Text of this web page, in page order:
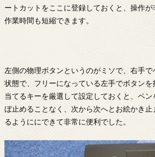
ートカットをここに登録しておくと、操作が
作業時間も短縮できます。
左側の物理ボタンというのがミソで、右手で
状態で、フリーになっている左手でボタンを
当てるキーを厳選して設定しておくと、ペ
ぼ止めることなく、次から次へとお絵かき
るようににできて非常に便利でした。